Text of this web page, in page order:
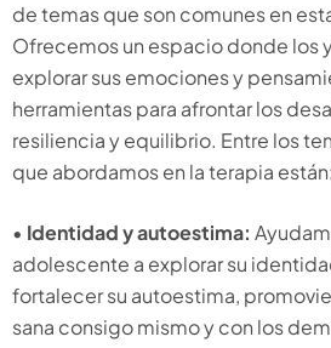
de temas que son comunes en
Ofrecemos un espacio donde los
explorar sus emociones y
herramientas para afrontar los
resiliencia y equilibrio. Entre los
que abordamos en la terapia están:
• Identidad y autoestima:
adolescente a explorar su
fortalecer su autoestima,
sana consigo mismo y con los